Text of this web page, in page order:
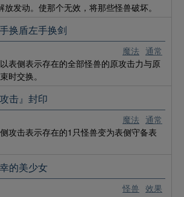
发动。使那个无效，将那些怪兽破坏。
魔法 通常
换盾左手换剑
表侧表示存在的全部怪兽的原攻击力与原
时交换。
魔法 通常
攻击』封印
攻击表示存在的1只怪兽变为表侧守备表
怪兽 效果
的美少女